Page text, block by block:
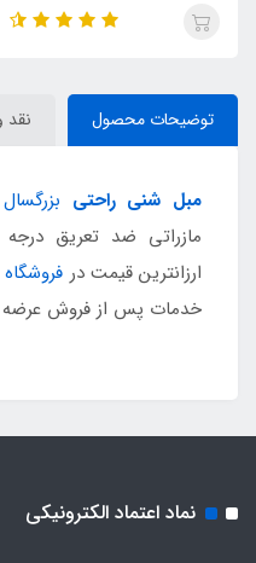
توضیحات محصول نقد
مبل شنی راحتی بزرگسال
مازراتی ضد تعریق
ارزانترین قیمت در
خدمات پس از فروش عرضه
نماد اعتماد الکترونیکی